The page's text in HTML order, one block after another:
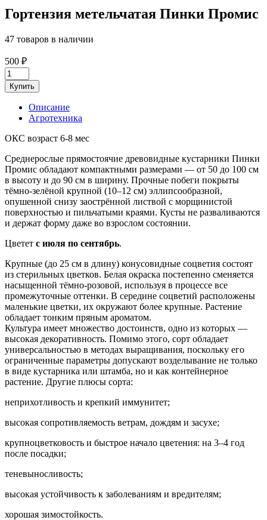
Гортензия метельчатая Пинки Промис
47 товаров в наличии
500 ₽
Количество
товара
Гортензия
метельчатая
Пинки
Промис
Купить
Описание
Агротехника
ОКС возраст 6-8 мес
Среднерослые прямостоячие древовидные кустарники Пинки
Промис обладают компактными размерами — от 50 до 100 см
в высоту и до 90 см в ширину. Прочные побеги покрыты
тёмно-зелёной крупной (10–12 см) эллипсообразной,
опушенной снизу заострённой листвой с морщинистой
поверхностью и пильчатыми краями. Кусты не разваливаются
и держат форму даже во взрослом состоянии.
Цветет с июля по сентябрь.
Крупные (до 25 см в длину) конусовидные соцветия состоят
из стерильных цветков. Белая окраска постепенно сменяется
насыщенной тёмно-розовой, используя в процессе все
промежуточные оттенки. В середине соцветий расположены
маленькие цветки, их окружают более крупные. Растение
обладает тонким пряным ароматом.
Культура имеет множество достоинств, одно из которых —
высокая декоративность. Помимо этого, сорт обладает
универсальностью в методах выращивания, поскольку его
ограниченные параметры допускают возделывание не только
в виде кустарника или штамба, но и как контейнерное
растение. Другие плюсы сорта:
неприхотливость и крепкий иммунитет;
высокая сопротивляемость ветрам, дождям и засухе;
крупноцветковость и быстрое начало цветения: на 3–4 год
после посадки;
теневыносливость;
высокая устойчивость к заболеваниям и вредителям;
хорошая зимостойкость.